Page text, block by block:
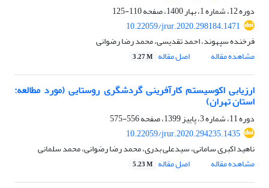
دوره 12، شماره 1، بهار 1400، صفحه
110-125
10.22059/jrur.2020.298184.1471
فرخنده سپهوند، احمد تقدیسی، محمد رضا رضوانی
مشاهده مقاله
اصل مقاله 3.27 M
ارزیابی اکوسیستم کارآفرینی گردشگری روستایی (مورد مطالعه:
استان تهران)
دوره 11، شماره 3، پاییز 1399، صفحه
556-575
10.22059/jrur.2020.294235.1435
ناهید اکبری سامانی، سیدعلی بدری، محمد رضا رضوانی، محمد سلمانی
مشاهده مقاله
اصل مقاله 5.23 M